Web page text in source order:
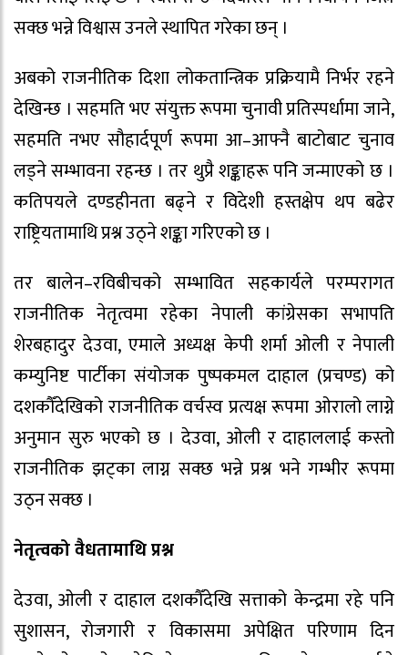
सक्छ भन्ने विश्वास उनले स्थापित गरेका छन् ।
अबको राजनीतिक दिशा लोकतान्त्रिक प्रक्रियामै निर्भर रहने
देखिन्छ । सहमति भए संयुक्त रूपमा चुनावी प्रतिस्पर्धामा जाने,
सहमति नभए सौहार्दपूर्ण रूपमा आ–आफ्नै बाटोबाट चुनाव
लड्ने सम्भावना रहन्छ । तर थुप्रै शङ्काहरू पनि जन्माएको छ ।
कतिपयले दण्डहीनता बढ्ने र विदेशी हस्तक्षेप थप बढेर
राष्ट्रियतामाथि प्रश्न उठ्ने शङ्का गरिएको छ ।
तर बालेन–रविबीचको सम्भावित सहकार्यले परम्परागत
राजनीतिक नेतृत्वमा रहेका नेपाली कांग्रेसका सभापति
शेरबहादुर देउवा, एमाले अध्यक्ष केपी शर्मा ओली र नेपाली
कम्युनिष्ट पार्टीका संयोजक पुष्पकमल दाहाल (प्रचण्ड) को
दशकौँदेखिको राजनीतिक वर्चस्व प्रत्यक्ष रूपमा ओरालो लाग्ने
अनुमान सुरु भएको छ । देउवा, ओली र दाहाललाई कस्तो
राजनीतिक झट्का लाग्न सक्छ भन्ने प्रश्न भने गम्भीर रूपमा
उठ्न सक्छ ।
नेतृत्वको वैधतामाथि प्रश्न
देउवा, ओली र दाहाल दशकौँदेखि सत्ताको केन्द्रमा रहे पनि
सुशासन, रोजगारी र विकासमा अपेक्षित परिणाम दिन